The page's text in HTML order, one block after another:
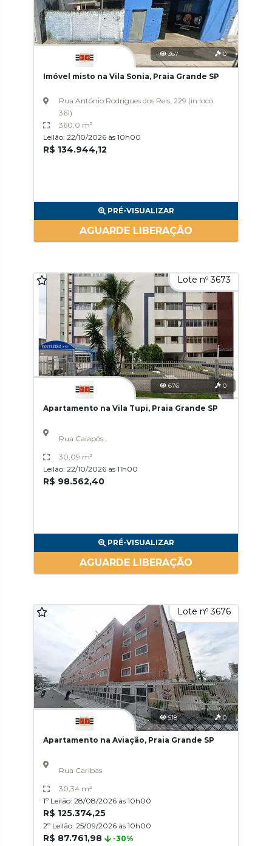
367 0
Imóvel misto na Vila Sonia, Praia Grande SP
Rua Antônio Rodrigues dos Reis, 229 (in loco
361)
360,0 m²
Leilão: 22/10/2026 às 10h00
R$ 134.944,12
PRÉ-VISUALIZAR
AGUARDE LIBERAÇÃO
Lote nº 3673
676 0
Apartamento na Vila Tupi, Praia Grande SP
Rua Caiapós
30,09 m²
Leilão: 22/10/2026 às 11h00
R$ 98.562,40
PRÉ-VISUALIZAR
AGUARDE LIBERAÇÃO
Lote nº 3676
518 0
Apartamento na Aviação, Praia Grande SP
Rua Caribas
30,34 m²
1º Leilão: 28/08/2026 às 10h00
R$ 125.374,25
2º Leilão: 25/09/2026 às 10h00
R$ 87.761,98 -30%